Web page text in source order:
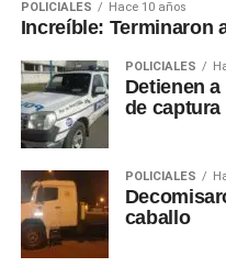
POLICIALES Hace 10 años
Increíble: Terminaron
POLICIALES
Detienen
de captura
POLICIALES
caballo